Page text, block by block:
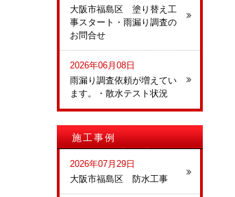
大阪市福島区 塗り替え工
事スタート・雨漏り調査の
お問合せ
2026年06月08日
雨漏り調査依頼が増えてい
ます。・散水テスト状況
施工事例
2026年07月29日
大阪市福島区 防水工事